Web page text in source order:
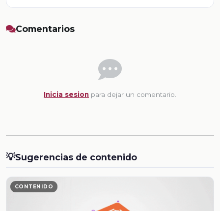
Comentarios
Inicia sesion para dejar un comentario.
💡Sugerencias de contenido
CONTENIDO